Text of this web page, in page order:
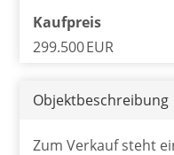
Kaufpreis
299.500 EUR
Objekt­beschreibung
Zum Verkauf steht